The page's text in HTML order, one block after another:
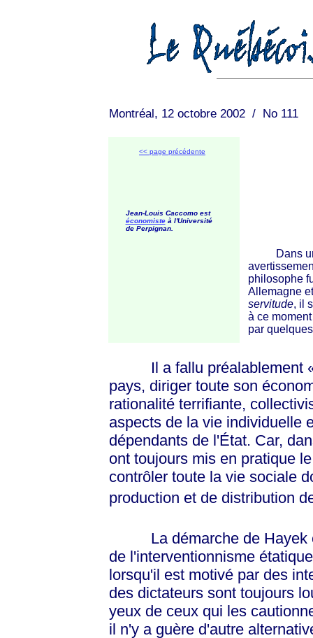
Montréal, 12 octobre 2002 / No 111
<< page précédente
Jean-Louis Caccomo est
économisteà l'Université
de Perpignan.
Dans un
philosophe
Allemagne
servitude, il
à ce
par
Il a fallu préalablement
pays, diriger toute son
rationalité terrifiante,
aspects de la vie individuelle
dépendants de l'État. Car,
ont toujours mis en pratique
contrôler toute la vie sociale
production et de distribution
La démarche de Hayek
de l'interventionnisme
lorsqu'il est motivé par des
des dictateurs sont toujours
yeux de ceux qui les
il n'y a guère d'autre